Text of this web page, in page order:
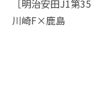
［明治安田J1第
川崎F×鹿島